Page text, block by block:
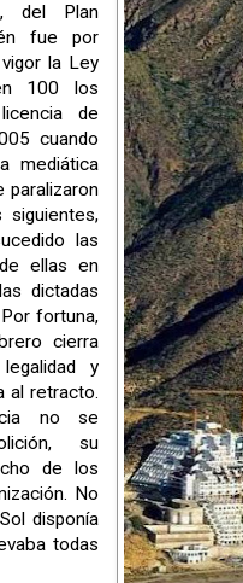
del Plan
fue por
la Ley
100 los
de
cuando
mediática
paralizaron
siguientes,
las
ellas en
dictadas
fortuna,
cierra
y
al retracto.
no se
su
de los
No
disponía
todas